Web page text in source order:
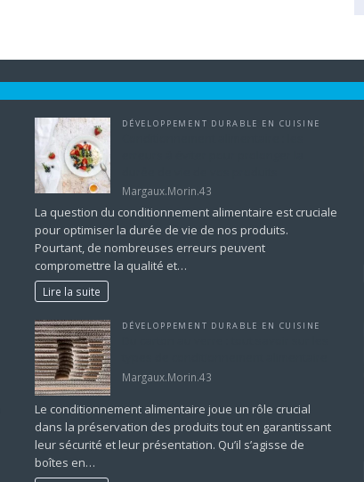
DÉVELOPPEMENT DURABLE EN CUISINE
Margaux.Morin.43
La question du conditionnement alimentaire est cruciale
pour optimiser la durée de vie de nos produits.
Pourtant, de nombreuses erreurs peuvent
compromettre la qualité et…
Lire la suite
DÉVELOPPEMENT DURABLE EN CUISINE
Margaux.Morin.43
Le conditionnement alimentaire joue un rôle crucial
dans la préservation des produits tout en garantissant
leur sécurité et leur présentation. Qu’il s’agisse de
boîtes en…